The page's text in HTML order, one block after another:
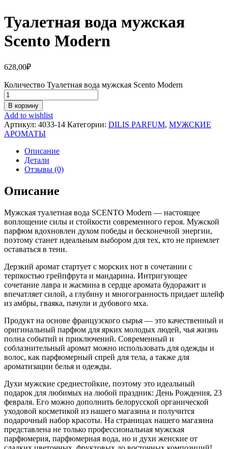
Туалетная вода мужская
Scento Modern
628,00₽
Количество Туалетная вода мужская Scento Modern
В корзину
Add to wishlist
Артикул: 4033-14 Категории: DILIS PARFUM, МУЖСКИЕ
АРОМАТЫ
Описание
Детали
Отзывы (0)
Описание
Мужская туалетная вода SCENTO Modern — настоящее
воплощение силы и стойкости современного героя. Мужской
парфюм вдохновлен духом победы и бесконечной энергии,
поэтому станет идеальным выбором для тех, кто не приемлет
оставаться в тени.
Дерзкий аромат стартует с морских нот в сочетании с
терпкостью грейпфрута и мандарина. Интригующее
сочетание лавра и жасмина в сердце аромата будоражит и
впечатляет силой, а глубину и многогранность придает шлейф
из амбры, гваяка, пачули и дубового мха.
Продукт на основе французского сырья — это качественный и
оригинальный парфюм для ярких молодых людей, чья жизнь
полна событий и приключений. Современный и
соблазнительный аромат можно использовать для одежды и
волос, как парфюмерный спрей для тела, а также для
ароматизации белья и одежды.
Духи мужские среднестойкие, поэтому это идеальный
подарок для любимых на любой праздник: День Рождения, 23
февраля. Его можно дополнить белорусской органической
уходовой косметикой из нашего магазина и получится
подарочный набор красоты. На страницах нашего магазина
представлена не только профессиональная мужская
парфюмерия, парфюмерная вода, но и духи женские от